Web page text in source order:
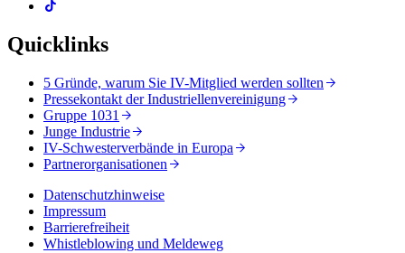
Quicklinks
5 Gründe, warum Sie IV-Mitglied werden sollten
Pressekontakt der Industriellenvereinigung
Gruppe 1031
Junge Industrie
IV-Schwesterverbände in Europa
Partnerorganisationen
Datenschutzhinweise
Impressum
Barrierefreiheit
Whistleblowing und Meldeweg